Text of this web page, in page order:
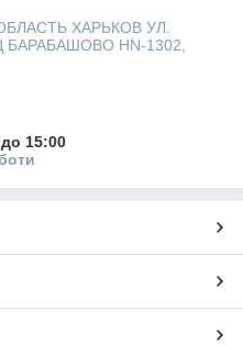
ХАРЬКОВ УЛ.
HN-1302,
15:00